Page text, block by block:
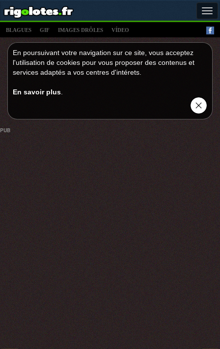
BLAGUES GIF IMAGES DRÔLES VÍDEO
En poursuivant votre navigation sur ce site, vous acceptez
l'utilisation de cookies pour vous proposer des contenus et
services adaptés a vos centres d'intérets.
En savoir plus
PUB